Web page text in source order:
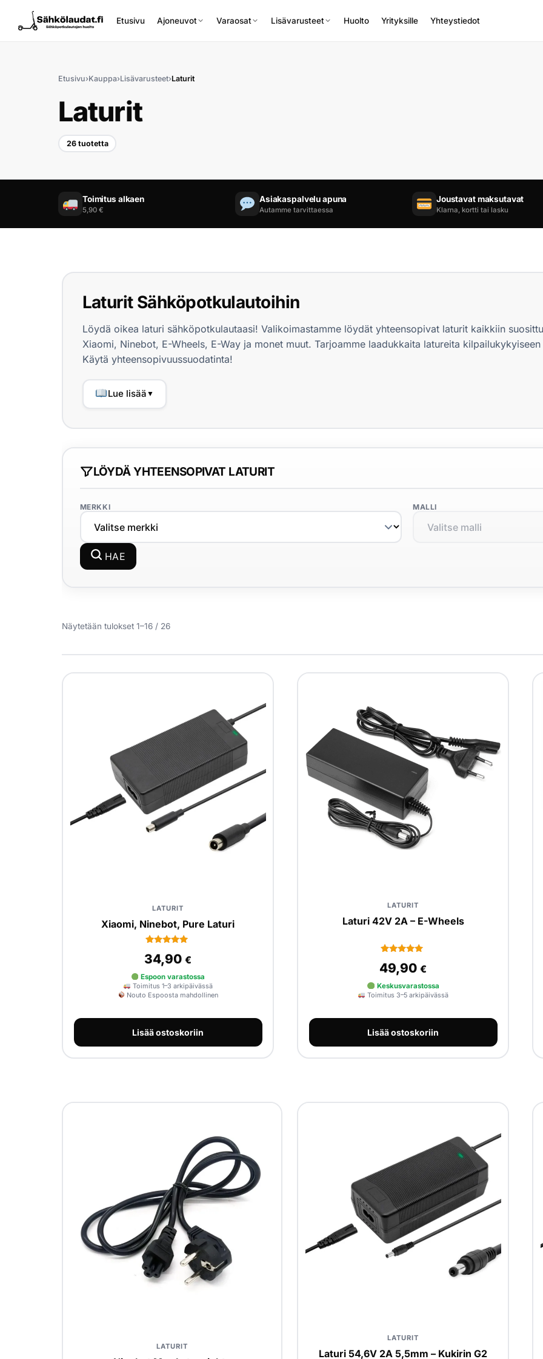
Etusivu Ajoneuvot Varaosat Lisävarusteet Huolto Yrityksille Yhteystiedot
Lisävarusteet
Varaa huolto
Etusivu›Kauppa›Lisävarusteet›Laturit
Laturit
26 tuotetta
Toimitus alkaen
5,90 €
Asiakaspalvelu apuna
Autamme tarvittaessa
Joustavat maksutavat
Klarna, kortti tai lasku
Laturit Sähköpotkulautoihin
Löydä oikea laturi sähköpotkulautaasi! Valikoimastamme löydät yhteensopivat laturit kaikkiin
Xiaomi, Ninebot, E-Wheels, E-Way ja monet muut. Tarjoamme laadukkaita latureita
Käytä yhteensopivuussuodatinta!
Lue lisää ▼
LÖYDÄ YHTEENSOPIVAT LATURIT
MERKKI MALLI
HAE
Näytetään tulokset 1–16 / 26
LATURIT
Xiaomi, Ninebot, Pure Laturi
5.00
5:stä
perustuen
asiakkaan
arvotukseen.
34,90€
Espoon varastossa
Toimitus 1–3 arkipäivässä
Nouto Espoosta mahdollinen
Lisää ostoskoriin
LATURIT
Laturi 42V 2A – E-Wheels
5.00
5:stä
perustuen
asiakkaan
arvotukseen.
49,90€
Keskusvarastossa
Toimitus 3–5 arkipäivässä
Lisää ostoskoriin
LATURIT
LATURIT
Laturi 54,6V 2A 5,5mm – Kukirin G2